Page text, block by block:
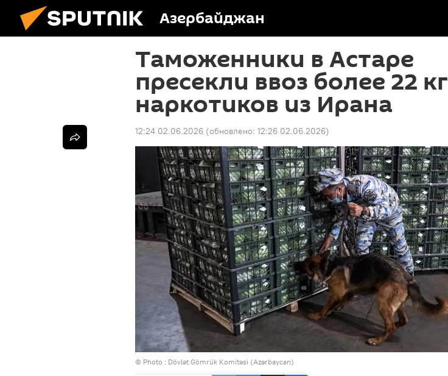
Азербайджан
Таможенники в Астаре
пресекли ввоз более 22 кг
наркотиков из Ирана
12:24 02.06.2026 (обновлено: 12:26 02.06.2026)
© Photo : Dövlət Gömrük Komitəsi (Azərbaycan)